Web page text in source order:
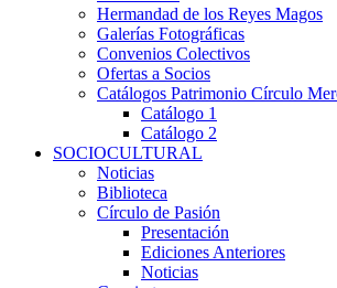
Hermandad de los Reyes Magos
Galerías Fotográficas
Convenios Colectivos
Ofertas a Socios
Catálogos Patrimonio Círculo
Catálogo 1
Catálogo 2
SOCIOCULTURAL
Noticias
Biblioteca
Círculo de Pasión
Presentación
Ediciones Anteriores
Noticias